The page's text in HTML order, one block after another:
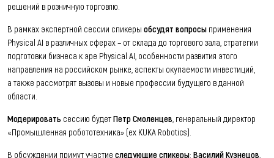
решений в розничную торговлю.
В рамках экспертной сессии спикеры обсудят вопросы применения
Physical AI в различных сферах – от склада до торгового зала, стратегии
подготовки бизнеса к эре Physical AI, особенности развития этого
направления на российском рынке, аспекты окупаемости инвестиций,
а также рассмотрят вызовы и новые профессии будущего в данной
области.
Модерировать сессию будетПетр Смоленцев , генеральный директор
«Промышленная робототехника» (ex KUKA Robotics).
В обсуждении примут участие следующие спикеры: Василий Кузнецов